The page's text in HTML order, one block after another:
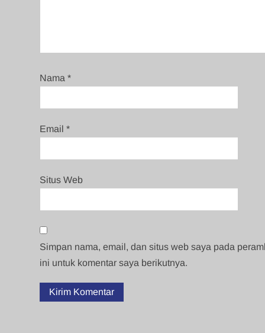
Nama*
Email*
Situs Web
Simpan nama, email, dan situs web saya pada
ini untuk komentar saya berikutnya.